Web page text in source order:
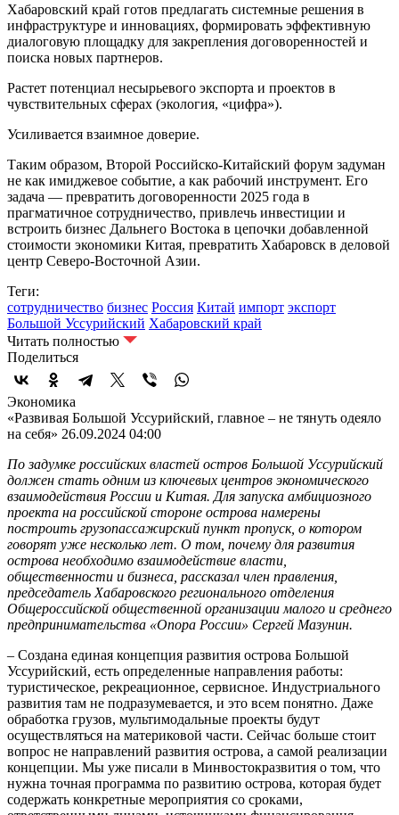
Хабаровский край готов предлагать системные решения в
инфраструктуре и инновациях, формировать эффективную
диалоговую площадку для закрепления договоренностей и
поиска новых партнеров.
Растет потенциал несырьевого экспорта и проектов в
чувствительных сферах (экология, «цифра»).
Усиливается взаимное доверие.
Таким образом, Второй Российско‑Китайский форум задуман
не как имиджевое событие, а как рабочий инструмент. Его
задача — превратить договоренности 2025 года в
прагматичное сотрудничество, привлечь инвестиции и
встроить бизнес Дальнего Востока в цепочки добавленной
стоимости экономики Китая, превратить Хабаровск в деловой
центр Северо-Восточной Азии.
Теги:
сотрудничество бизнес Россия Китай импорт экспорт
Большой Уссурийский Хабаровский край
Читать полностью
Поделиться
Экономика
«Развивая Большой Уссурийский, главное – не тянуть одеяло
на себя» 26.09.2024 04:00
По задумке российских властей остров Большой Уссурийский
должен стать одним из ключевых центров экономического
взаимодействия России и Китая. Для запуска амбициозного
проекта на российской стороне острова намерены
построить грузопассажирский пункт пропуск, о котором
говорят уже несколько лет. О том, почему для развития
острова необходимо взаимодействие власти,
общественности и бизнеса, рассказал член правления,
председатель Хабаровского регионального отделения
Общероссийской общественной организации малого и среднего
предпринимательства «Опора России» Сергей Мазунин.
– Создана единая концепция развития острова Большой
Уссурийский, есть определенные направления работы:
туристическое, рекреационное, сервисное. Индустриального
развития там не подразумевается, и это всем понятно. Даже
обработка грузов, мультимодальные проекты будут
осуществляться на материковой части. Сейчас больше стоит
вопрос не направлений развития острова, а самой реализации
концепции. Мы уже писали в Минвостокразвития о том, что
нужна точная программа по развитию острова, которая будет
содержать конкретные мероприятия со сроками,